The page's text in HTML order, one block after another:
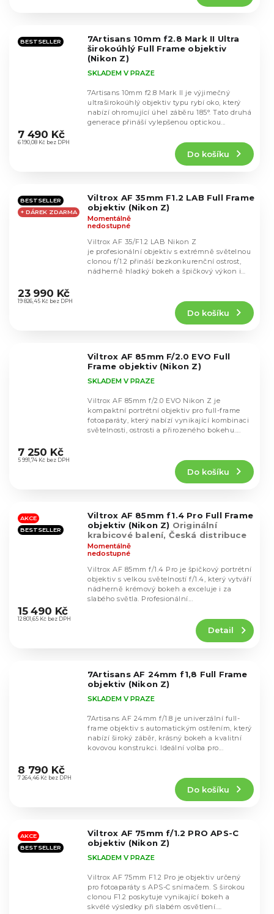
hvězdiček.
BESTSELLER
7Artisans 10mm f2.8 Mark II Ultra
širokoúhlý Full Frame objektiv
(Nikon Z)
hodnocení
produktu
hvězdiček.
SKLADEM V PRAZE
6 190,08 Kč bez DPH
7 490 Kč
Do košíku
7Artisans 10mm f2.8 Mark II je výjimečný
ultraširokoúhlý objektiv typu rybí oko, který
nabízí ohromující úhel záběru 185°. Tato druhá
generace přináší vylepšenou optickou...
BESTSELLER
+ DÁREK ZDARMA
Viltrox AF 35mm F1.2 LAB Full Frame
objektiv (Nikon Z)
hodnocení
produktu
Momentálně
nedostupné
19 826,45 Kč bez DPH
23 990 Kč
Do košíku
Viltrox AF 35/F1.2 LAB Nikon Z
je profesionální objektiv s extrémně světelnou
clonou f/1.2 přináší bezkonkurenční ostrost,
nádherně hladký bokeh a špičkový výkon i
Viltrox AF 85mm F/2.0 EVO Full
Frame objektiv (Nikon Z)
hodnocení
produktu
hvězdiček.
SKLADEM V PRAZE
5 991,74 Kč bez DPH
7 250 Kč
Do košíku
Viltrox AF 85mm f/2.0 EVO Nikon Z je
kompaktní portrétní objektiv pro full-frame
fotoaparáty, který nabízí vynikající kombinaci
světelnosti, ostrosti a přirozeného bokehu....
AKCE
BESTSELLER
Viltrox AF 85mm f1.4 Pro Full Frame
objektiv (Nikon Z) Originální
krabicové balení, Česká distribuce
hodnocení
produktu
Momentálně
nedostupné
12 801,65 Kč bez DPH
15 490 Kč
Detail
Viltrox AF 85mm f/1.4 Pro je špičkový portrétní
objektiv s velkou světelností f/1.4, který vytváří
nádherně krémový bokeh a exceluje i za
slabého světla. Profesionální...
7Artisans AF 24mm f1,8 Full Frame
objektiv (Nikon Z)
hodnocení
produktu
hvězdiček.
SKLADEM V PRAZE
7 264,46 Kč bez DPH
8 790 Kč
Do košíku
7Artisans AF 24mm f/1.8 je univerzální full-
frame objektiv s automatickým ostřením, který
nabízí široký záběr, krásný bokeh a kvalitní
kovovou konstrukci. Ideální volba pro...
AKCE
BESTSELLER
Viltrox AF 75mm f/1.2 PRO APS-C
objektiv (Nikon Z)
SKLADEM V PRAZE
Viltrox AF 75mm F1.2 Pro je objektiv určený
pro fotoaparáty s APS-C snímačem. S širokou
clonou F1.2 poskytuje vynikající bokeh a
skvélé výsledky při slabém osvětlení.